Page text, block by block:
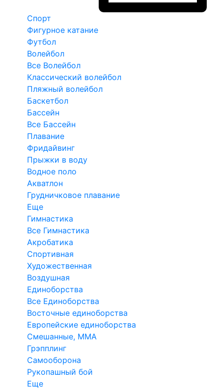
Спорт
Фигурное катание
Футбол
Волейбол
Все Волейбол
Классический волейбол
Пляжный волейбол
Баскетбол
Бассейн
Все Бассейн
Плавание
Фридайвинг
Прыжки в воду
Водное поло
Акватлон
Грудничковое плавание
Еще
Гимнастика
Все Гимнастика
Акробатика
Спортивная
Художественная
Воздушная
Единоборства
Все Единоборства
Восточные единоборства
Европейские единоборства
Смешанные, ММА
Грэпплинг
Самооборона
Рукопашный бой
Еще